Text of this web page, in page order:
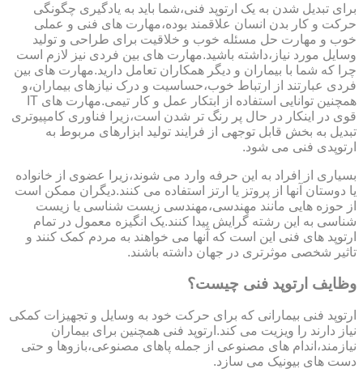
برای تبدیل شدن به یک ارتوپد فنی،شما باید به یادگیری چگونگی
حرکت و کار بدن انسان علاقمند بوده،مهارت های فنی و عملی
خوب و مهارت حل مسئله خوب و خلاقیت برای طراحی و تولید
وسایل مورد نیاز،داشته باشید.مهارت های بین فردی نیز لازم است
چرا که شما با بیماران و دیگر همکاران تعامل دارید.مهارت های بین
فردی عبارتند از ارتباط خوب،حساسیت و درک نیازهای بیماران،و
همچنین توانایی استفاده از ابتکار عمل و کار تیمی.مهارت های IT
قوی در اینکار در حال پر رنگ تر شدن است،زیرا فناوری کامپیوتری
تبدیل به بخش قابل توجهی از فرایند تولید ابزارهای مربوط به
ارتوپدی فنی می شود.
بسیاری از افراد به این حرفه وارد می شوند،زیرا عضوی از خانواده
یا دوستان آنها از پروتز یا ارتز استفاده می کنند.دیگران ممکن است
از حوزه هایی مانند مهندسی،مهندسی زیست شناسی یا زیست
شناسی به این رشته گرایش پیدا کنند.یک انگیزه معمول در تمام
ارتوپد های فنی این است که آنها می خواهند به مردم کمک کنند و
تاثیر شخصی موثرتری در جهان داشته باشند.
وظایف ارتوپد فنی چیست؟
ارتوپد فنی بیمارانی که برای حرکت خود به وسایل و تجهیزات کمکی
نیاز دارند را ویزیت می کند.ارتوپد فنی همچنین برای بیماران
نیازمند،اندام های مصنوعی از جمله پاهای مصنوعی،بازوها و حتی
دست های بیونیک می سازد.